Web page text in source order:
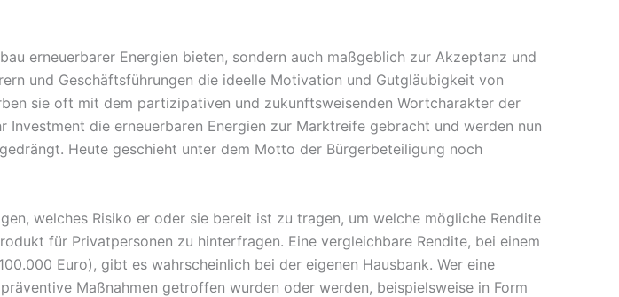
erneuerbarer Energien bieten, sondern auch maßgeblich zur Akzeptanz und
und Geschäftsführungen die ideelle Motivation und Gutgläubigkeit von
sie oft mit dem partizipativen und zukunftsweisenden Wortcharakter der
die erneuerbaren Energien zur Marktreife gebracht und werden nun
Heute geschieht unter dem Motto der Bürgerbeteiligung noch
welches Risiko er oder sie bereit ist zu tragen, um welche mögliche Rendite
für Privatpersonen zu hinterfragen. Eine vergleichbare Rendite, bei einem
Euro), gibt es wahrscheinlich bei der eigenen Hausbank. Wer eine
Maßnahmen getroffen wurden oder werden, beispielsweise in Form